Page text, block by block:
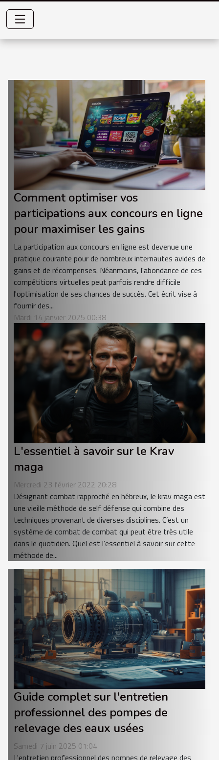
Comment optimiser vos
participations aux concours en ligne
pour maximiser les gains
La participation aux concours en ligne est devenue une
pratique courante pour de nombreux internautes avides de
gains et de récompenses. Néanmoins, l'abondance de ces
compétitions virtuelles peut parfois rendre difficile
l'optimisation de ses chances de succès. Cet écrit vise à
fournir des...
Mardi 14 janvier 2025 00:38
L'essentiel à savoir sur le Krav
maga
Mercredi 23 février 2022 20:28
Désignant combat rapproché en hébreux, le krav maga est
une vieille méthode de self défense qui combine des
techniques provenant de diverses disciplines. C’est un
système de combat de combat qui peut être très utile
dans le quotidien. Quel est l’essentiel à savoir sur cette
méthode de...
Guide complet sur l'entretien
professionnel des pompes de
relevage des eaux usées
Samedi 7 juin 2025 01:04
L'entretien professionnel des pompes de relevage des